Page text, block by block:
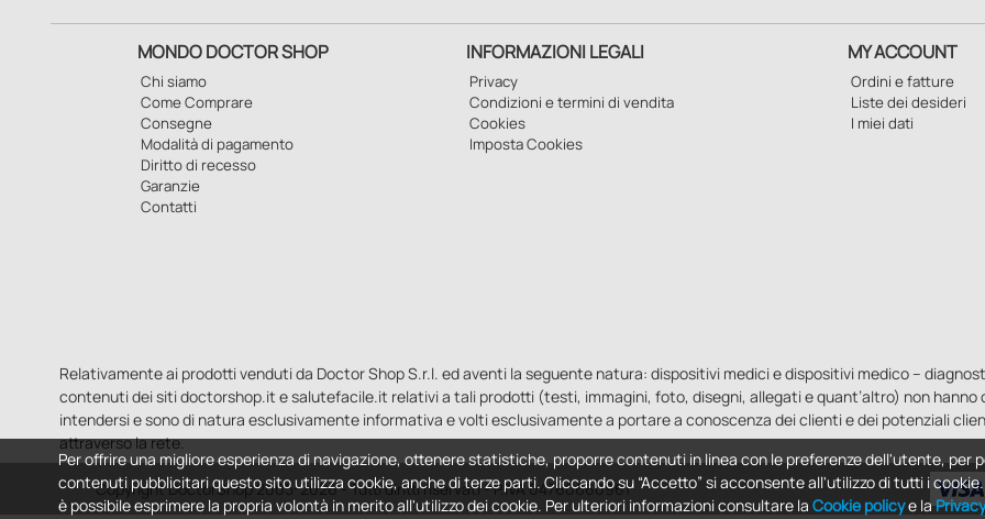
MONDO DOCTOR SHOP
Chi siamo
Come Comprare
Consegne
Modalità di pagamento
Diritto di recesso
Garanzie
Contatti
INFORMAZIONI LEGALI
Privacy
Condizioni e termini di vendita
Cookies
Imposta Cookies
MY ACCOUNT
Ordini e fatture
Liste dei desideri
I miei dati
Relativamente ai prodotti venduti da Doctor Shop S.r.l. ed aventi la seguente natura: dispositivi medici e dispositivi medico –
contenuti dei siti doctorshop.it e salutefacile.it relativi a tali prodotti (testi, immagini, foto, disegni, allegati e quant’altro) non
intendersi e sono di natura esclusivamente informativa e volti esclusivamente a portare a conoscenza dei clienti e dei potenziali
attraverso la rete.
Copyright DoctorShop 2005-2026 - Tutti diritti riservati - P.IVA 04760660961
Per offrire una migliore esperienza di navigazione, ottenere statistiche, proporre contenuti in linea con le preferenze dell'utente, per
contenuti pubblicitari questo sito utilizza cookie, anche di terze parti. Cliccando su “Accetto” si acconsente all'utilizzo di tutti i cookie.
è possibile esprimere la propria volontà in merito all'utilizzo dei cookie. Per ulteriori informazioni consultare laCookie policye la